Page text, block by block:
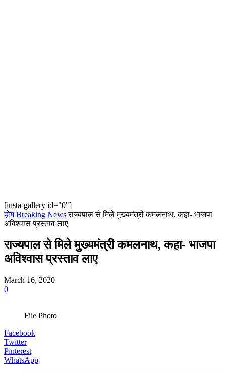
[insta-gallery id="0"]
होम Breaking News राज्यपाल से मिले मुख्यमंत्री कमलनाथ, कहा- भाजपा
अविश्वास प्रस्ताव लाए
राज्यपाल से मिले मुख्यमंत्री कमलनाथ, कहा- भाजपा
अविश्वास प्रस्ताव लाए
March 16, 2020
0
File Photo
Facebook
Twitter
Pinterest
WhatsApp